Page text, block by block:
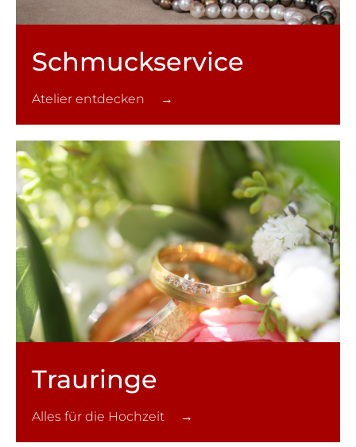
Schmuck­service
Atelier entdecken →
Trauringe
Alles für die Hochzeit →